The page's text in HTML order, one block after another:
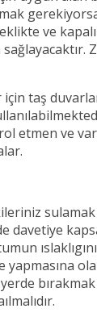
ve
için taş
etmen ve
sulamak
davetiye